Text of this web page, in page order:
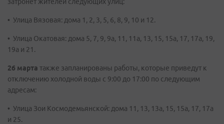
• Улица Вязовая: дома 1, 2, 3, 5, 6, 8, 9, 10 и 12.
• Улица Окатовая: дома 5, 7, 9, 9а, 11, 11а, 13, 15, 15а, 17, 17а, 19,
19а и 21.
26 марта также запланированы работы, которые приведут к
отключению холодной воды с 9:00 до 17:00 по следующим
адресам:
• Улица Зои Космодемьянской: дома 11, 13, 13а, 15, 15а, 17, 17а
и 25.